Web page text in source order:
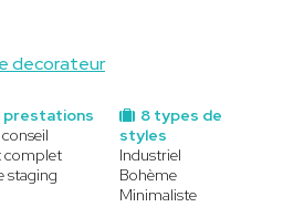
decorateur
8 types de
styles
Industriel
Bohème
Minimaliste
prestations
complet
staging